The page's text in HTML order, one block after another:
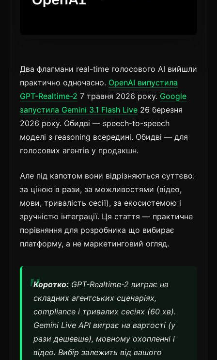
Два флагмани real-time голосового AI вийшли
практично одночасно. OpenAI випустила
GPT-Realtime-2 7 травня 2026 року. Google
запустила Gemini 3.1 Flash Live 26 березня
2026 року. Обидві — speech-to-speech
моделі з reasoning всередині. Обидві — для
голосових агентів у продакшн.
Але під капотом вони відрізняються суттєво:
за ціною в рази, за можливостями (відео,
мови, тривалість сесії), за екосистемою і
зручністю інтеграції. Ця стаття — практичне
порівняння для розробника що вибирає
платформу, а не маркетинговий огляд.
Коротко: GPT-Realtime-2 виграє на
складних агентських сценаріях,
compliance і тривалих сесіях (60 хв).
Gemini Live API виграє на вартості (у
рази дешевше), мовному охопленні і
відео. Вибір залежить від вашого